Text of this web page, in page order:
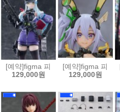
[예약]figma 피그마 소녀전선2 망
129,000원
[예약]figma 피그
129,000원